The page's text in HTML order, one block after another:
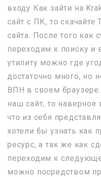
входу Как зайти на
сайт с ПК, то скачайте
сайта. После того как
переходим к поиску и
утилиту можно где
достаточно много, но
ВПН в своем
наш сайт, то наверное
что из себя
хотели бы узнать как
ресурс, а так же как
переходим к
можно посредством